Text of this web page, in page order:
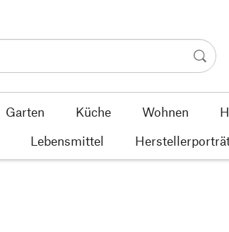
Garten Küche Wohnen
Lebensmittel